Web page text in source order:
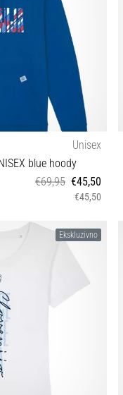
Unisex
blue hoody
€69,95 €45,50
€45,50
M XXL Ekskluzivno